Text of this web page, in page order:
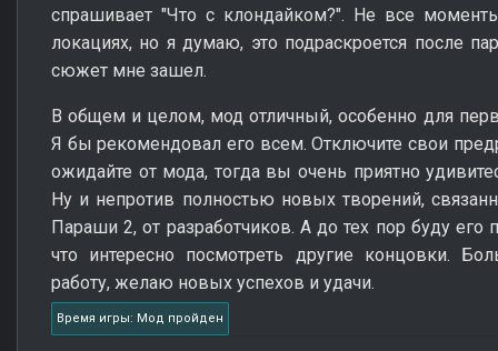
спрашивает "Что с клондайком?". Не все
локациях, но я думаю, это подраскроется после
сюжет мне зашел.
В общем и целом, мод отличный, особенно для
Я бы рекомендовал его всем. Отключите свои
ожидайте от мода, тогда вы очень приятно
Ну и непротив полностью новых творений,
Параши 2, от разработчиков. А до тех пор буду
что интересно посмотреть другие концовки.
работу, желаю новых успехов и удачи.
Время игры: Мод пройден